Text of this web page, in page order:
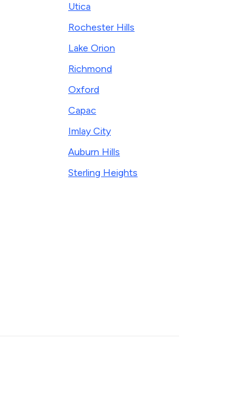
Utica
Rochester Hills
Lake Orion
Richmond
Oxford
Capac
Imlay City
Auburn Hills
Sterling Heights